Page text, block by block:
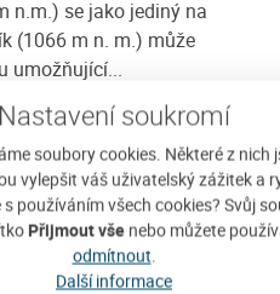
Nastavení soukromí
soubory cookies. Některé z
vylepšit váš uživatelský zážitek a
používáním všech cookies? Svůj
Přijmout vše nebo můžete
odmítnout.
Další informace
n.m.) se jako jediný na
(1066 m n. m.) může
umožňující...
více